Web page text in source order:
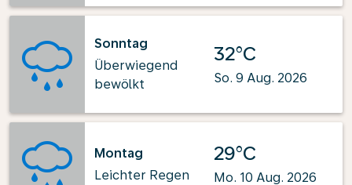
Sonntag
Überwiegend
bewölkt
32°C
So. 9 Aug. 2026
Montag
Leichter Regen
29°C
Mo. 10 Aug. 2026